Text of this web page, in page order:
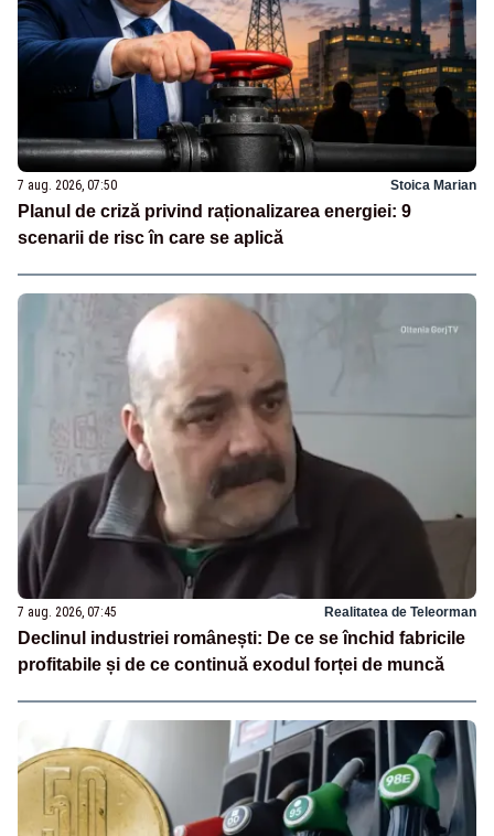
7 aug. 2026, 07:50 Stoica Marian
Planul de criză privind raționalizarea energiei: 9
scenarii de risc în care se aplică
7 aug. 2026, 07:45 Realitatea de Teleorman
Declinul industriei românești: De ce se închid fabricile
profitabile și de ce continuă exodul forței de muncă